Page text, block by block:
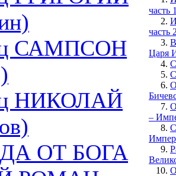
САМПСОН
НИКОЛАЙ
ОТ БОГА
часть
2.
часть
3.
Царя
4.
5.
6.
7.
–
8.
9.
10.